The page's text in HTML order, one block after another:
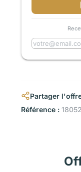
Partager
Référence :